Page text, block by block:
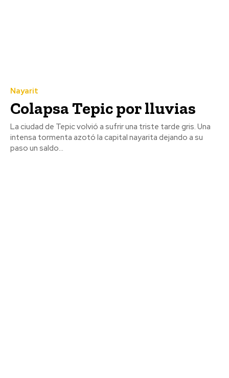
Nayarit
Colapsa Tepic por lluvias
La ciudad de Tepic volvió a sufrir una triste tarde gris. Una
intensa tormenta azotó la capital nayarita dejando a su
paso un saldo...